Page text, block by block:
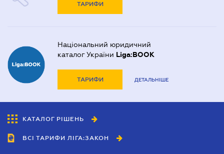
ТАРИФИ
Національний юридичний
каталог України Liga:BOOK
ТАРИФИ ДЕТАЛЬНІШЕ
КАТАЛОГ РІШЕНЬ
ВСІ ТАРИФИ ЛІГА:ЗАКОН